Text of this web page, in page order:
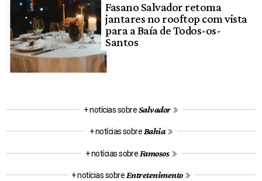
Fasano Salvador retoma
jantares no rooftop com vista
para a Baía de Todos-os-
Santos
+ notícias sobreSalvador
+ notícias sobre Bahia
+ notícias sobre Famosos
+ notícias sobre Entretenimento